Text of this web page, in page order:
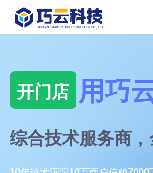
开门店 用巧
综合技术服务商，